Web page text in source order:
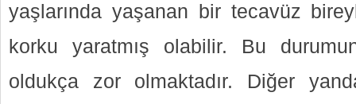
yaşlarında yaşanan bir tecavüz
korku yaratmış olabilir. Bu
oldukça zor olmaktadır. Diğer